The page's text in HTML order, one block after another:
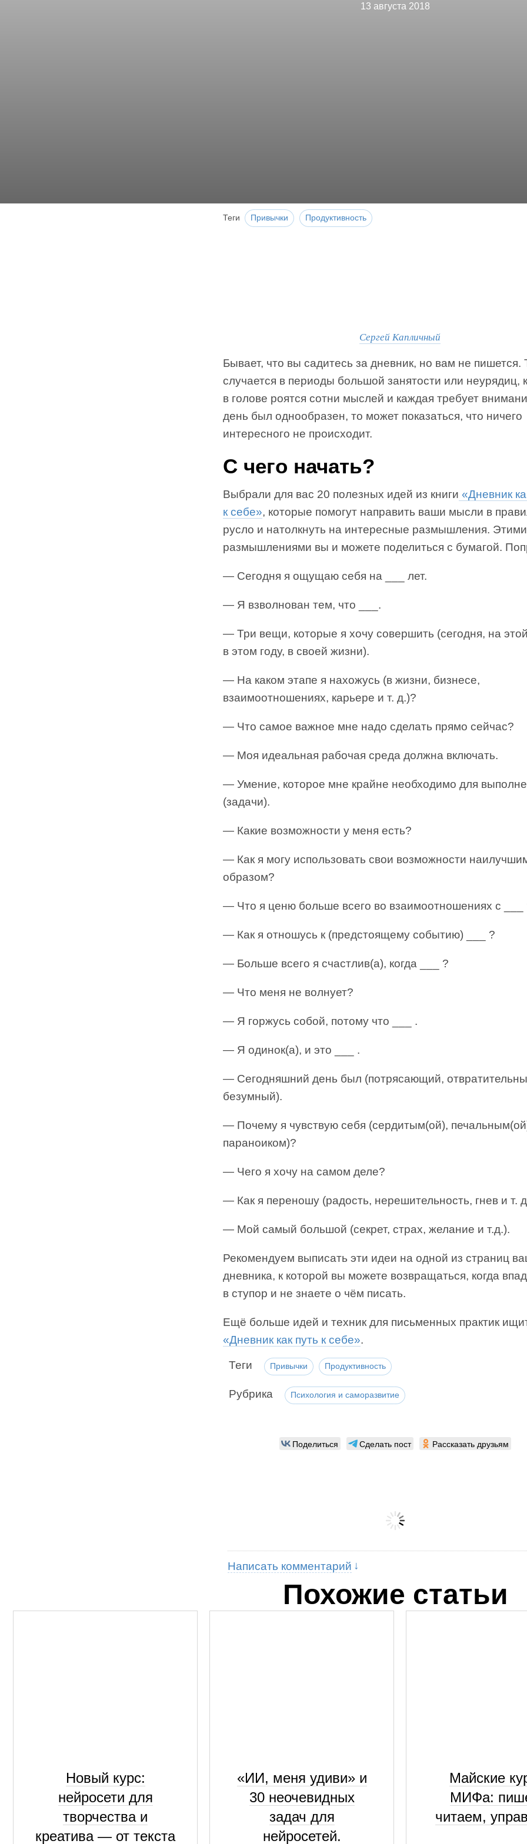
13 августа 2018
Теги Привычки Продуктивность
Сергей Капличный
Бывает, что вы садитесь за дневник, но вам не пишется.
случается в периоды большой занятости или неурядиц,
в голове роятся сотни мыслей и каждая требует
день был однообразен, то может показаться, что ничего
интересного не происходит.
С чего начать?
Выбрали для вас 20 полезных идей из книги «Дневник
к себе», которые помогут направить ваши мысли в
русло и натолкнуть на интересные размышления. Этими
размышлениями вы и можете поделиться с бумагой.
— Сегодня я ощущаю себя на ___ лет.
— Я взволнован тем, что ___.
— Три вещи, которые я хочу совершить (сегодня, на
в этом году, в своей жизни).
— На каком этапе я нахожусь (в жизни, бизнесе,
взаимоотношениях, карьере и т. д.)?
— Что самое важное мне надо сделать прямо сейчас?
— Моя идеальная рабочая среда должна включать.
— Умение, которое мне крайне необходимо для
(задачи).
— Какие возможности у меня есть?
— Как я могу использовать свои возможности
образом?
— Что я ценю больше всего во взаимоотношениях с ___
— Как я отношусь к (предстоящему событию) ___ ?
— Больше всего я счастлив(а), когда ___ ?
— Что меня не волнует?
— Я горжусь собой, потому что ___ .
— Я одинок(а), и это ___ .
— Сегодняшний день был (потрясающий,
безумный).
— Почему я чувствую себя (сердитым(ой),
параноиком)?
— Чего я хочу на самом деле?
— Как я переношу (радость, нерешительность, гнев и т.
— Мой самый большой (секрет, страх, желание и т.д.).
Рекомендуем выписать эти идеи на одной из страниц
дневника, к которой вы можете возвращаться, когда
в ступор и не знаете о чём писать.
Ещё больше идей и техник для письменных практик
«Дневник как путь к себе».
Теги Привычки Продуктивность
Рубрика Психология и саморазвитие
Поделиться Сделать пост Рассказать друзьям
Написать комментарий
Похожие статьи
Новый курс:
нейросети для
творчества и
креатива — от текста
«ИИ, меня удиви» и
30 неочевидных
задач для
нейросетей.
Майские
МИФа:
читаем,